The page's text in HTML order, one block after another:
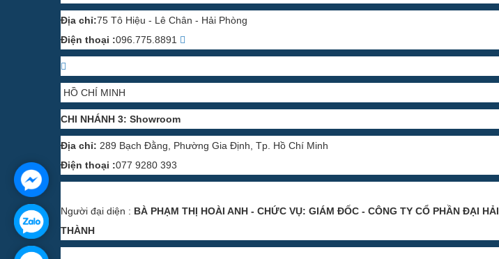
Địa chỉ:75 Tô Hiệu - Lê Chân - Hải Phòng
Điện thoại :096.775.8891
HỒ CHÍ MINH
CHI NHÁNH 3: Showroom
Địa chỉ: 289 Bạch Đằng, Phường Gia Định, Tp. Hồ Chí Minh
Điện thoại :077 9280 393
Người đại diện : BÀ PHẠM THỊ HOÀI ANH - CHỨC VỤ: GIÁM ĐỐC - CÔNG TY CỔ PHẦN ĐẠI HẢI
THÀNH